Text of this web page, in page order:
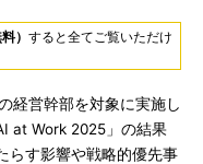
） すると全てご覧いただけ
経営幹部を対象に実施し
at Work 2025」の結果
らす影響や戦略的優先事